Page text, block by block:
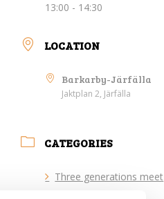
13:00 - 14:30
LOCATION
Barkarby-Järfälla
Jaktplan 2, Järfälla
CATEGORIES
Three generations meet